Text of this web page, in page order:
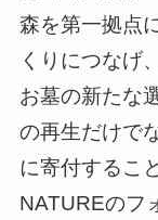
森を第一拠点
くりにつなげ
お墓の新たな
の再生だけで
に寄付するこ
NATUREのフ